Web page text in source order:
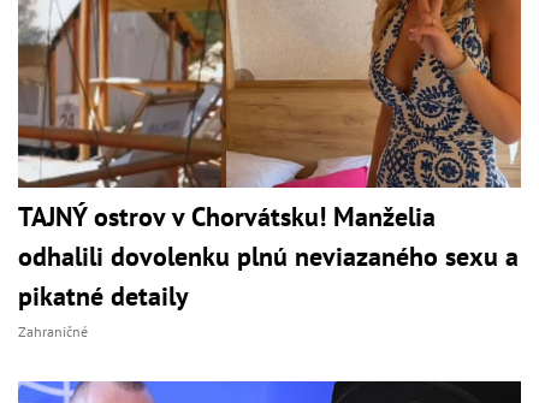
TAJNÝ ostrov v Chorvátsku! Manželia
odhalili dovolenku plnú neviazaného sexu a
pikatné detaily
Zahraničné